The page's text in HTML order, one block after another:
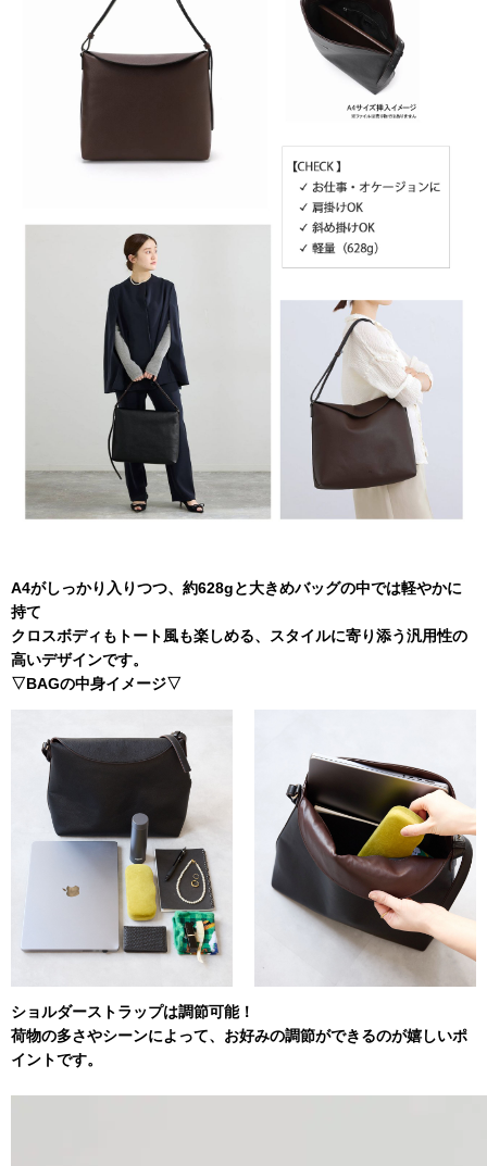
A4がしっかり入りつつ、約628gと大きめバッグの中では軽やかに
持て
クロスボディもトート風も楽しめる、スタイルに寄り添う汎用性の
高いデザインです。
▽BAGの中身イメージ▽
ショルダーストラップは調節可能！
荷物の多さやシーンによって、お好みの調節ができるのが嬉しいポ
イントです。